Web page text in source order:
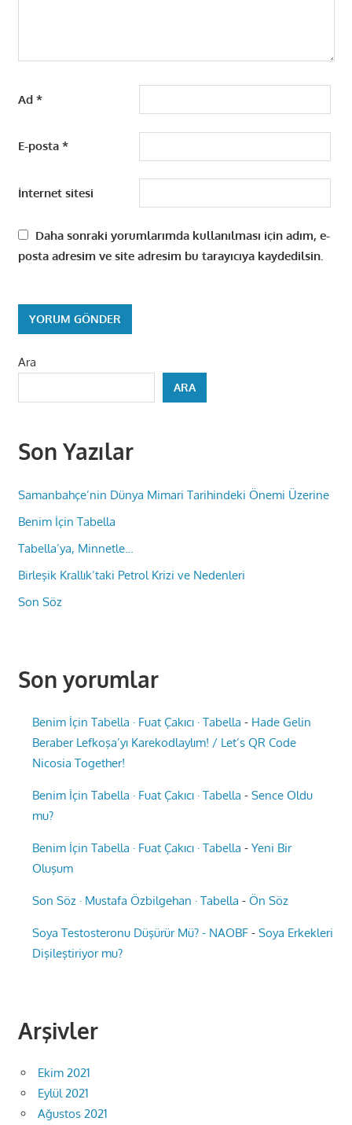
Ad *
E-posta *
İnternet sitesi
Daha sonraki yorumlarımda kullanılması için adım, e-
posta adresim ve site adresim bu tarayıcıya kaydedilsin.
Ara
ARA
Son Yazılar
Samanbahçe’nin Dünya Mimari Tarihindeki Önemi Üzerine
Benim İçin Tabella
Tabella’ya, Minnetle…
Birleşik Krallık’taki Petrol Krizi ve Nedenleri
Son Söz
Son yorumlar
Benim İçin Tabella · Fuat Çakıcı · Tabella - Hade Gelin
Beraber Lefkoşa’yı Karekodlaylım! / Let’s QR Code
Nicosia Together!
Benim İçin Tabella · Fuat Çakıcı · Tabella -Sence Oldu
mu?
Benim İçin Tabella · Fuat Çakıcı · Tabella -Yeni Bir
Oluşum
Son Söz · Mustafa Özbilgehan · Tabella -Ön Söz
Soya Testosteronu Düşürür Mü? - NAOBF -Soya Erkekleri
Dişileştiriyor mu?
Arşivler
Ekim 2021
Eylül 2021
Ağustos 2021